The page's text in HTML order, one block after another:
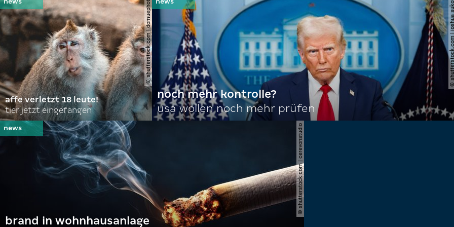
© shutterstock.com | domuephoto
affe verletzt 18 leute!
tier jetzt eingefangen
©
noch mehr kontrolle?
usa wollen noch mehr prüfen
© shutterstock.com | cerevonstudio
brand in wohnhausanlage